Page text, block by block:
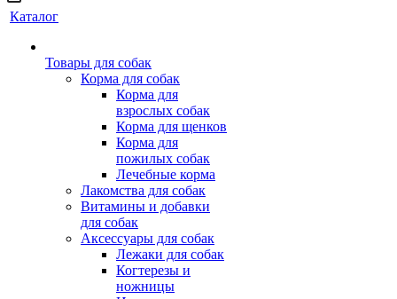
Каталог
Товары для собак
Корма для собак
Корма для
взрослых собак
Корма для щенков
Корма для
пожилых собак
Лечебные корма
Лакомства для собак
Витамины и добавки
для собак
Аксессуары для собак
Лежаки для собак
Когтерезы и
ножницы